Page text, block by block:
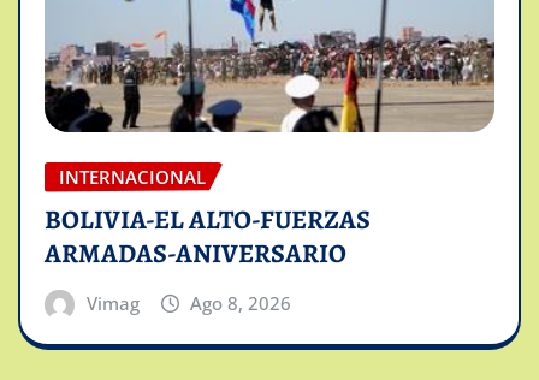
INTERNACIONAL
BOLIVIA-EL ALTO-FUERZAS
ARMADAS-ANIVERSARIO
Vimag Ago 8, 2026